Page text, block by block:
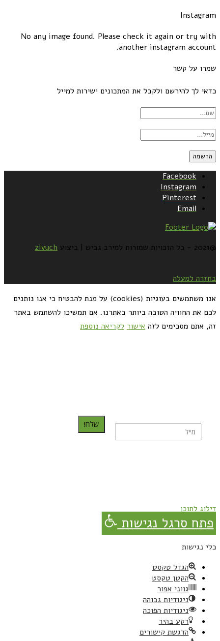
Instagram
No any image found. Please check it again or try with
another instagram account.
שמרו על קשר
כדאי לך להירשם ולקבל את המתכונים ישירות למייל
Facebook
Instagram
Pinterest
Email
@2021 - כל הזכויות שמורות למירב גביש | ביצוע zivuch
בחזרה למעלה
אנו משתמשים בעוגיות (cookies) על מנת להבטיח כי אנו נותנים
לכם את החוויה הטובה ביותר באתרנו. אם תמשיכו להשתמש באתר
זה, אתם מסכימים לזה אישור לקריאה נוספת
שלח!
דילוג לתוכן
פתח סרגל נגישות
כלי נגישות
הגדל טקסט
הקטן טקסט
גווני אפור
ניגודיות גבוהה
ניגודיות הפוכה
רקע בהיר
הדגשת קישורים